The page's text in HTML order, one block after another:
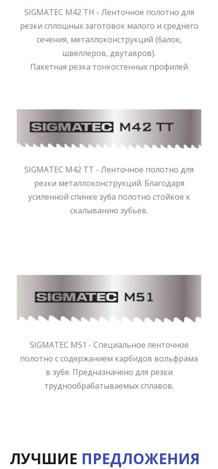
SIGMATEC M42 TH - Ленточное полотно для
резки сплошных заготовок малого и среднего
сечения, металлоконструкций (балок,
швеллеров, двутавров).
Пакетная резка тонкостенных профилей
SIGMATEC M42 TT - Ленточное полотно для
резки металлоконструкций. Благодаря
усиленной спинке зуба полотно стойкое к
скалыванию зубьев.
SIGMATEC M51 - Специальное ленточное
полотно с содержанием карбидов вольфрама
в зубе. Предназначено для резки
труднообрабатываемых сплавов.
ЛУЧШИЕ ПРЕДЛОЖЕНИЯ